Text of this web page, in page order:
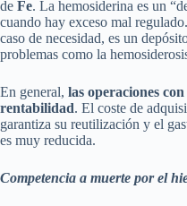
de Fe. La hemosiderina es un
cuando hay exceso mal
caso de necesidad, es un
problemas como la
En general, las operaciones
rentabilidad. El coste de
garantiza su reutilización y el
es muy reducida.
Competencia a muerte por el